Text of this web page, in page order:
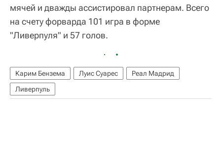
мячей и дважды ассистировал партнерам. Всего
на счету форварда 101 игра в форме
"Ливерпуля" и 57 голов.
Карим Бензема Луис Суарес
Реал Мадрид
Ливерпуль